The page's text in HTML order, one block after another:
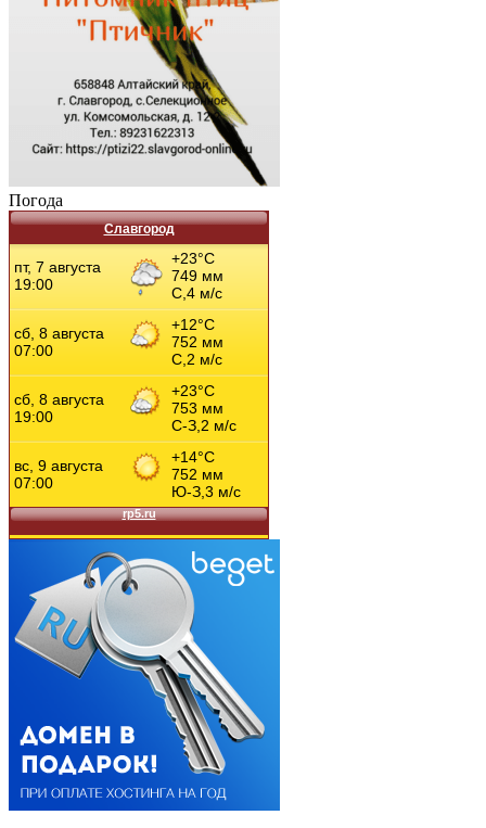
Погода
Славгород